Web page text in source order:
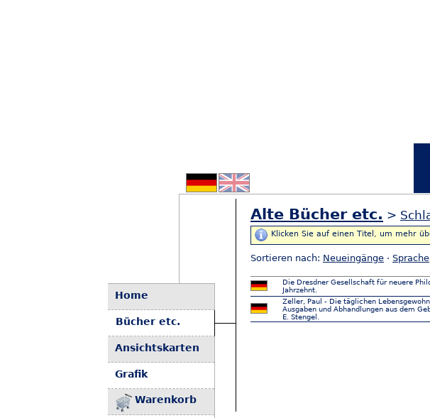
Home
Bücher etc.
Ansichtskarten
Grafik
Warenkorb
Alte Bücher etc. >
Klicken Sie auf einen Titel, um mehr
Sortieren nach: Neueingänge · Sprache
Die Dresdner Gesellschaft für neuere
Jahrzehnt.
Zeller, Paul - Die täglichen
Ausgaben und Abhandlungen aus dem
E. Stengel.